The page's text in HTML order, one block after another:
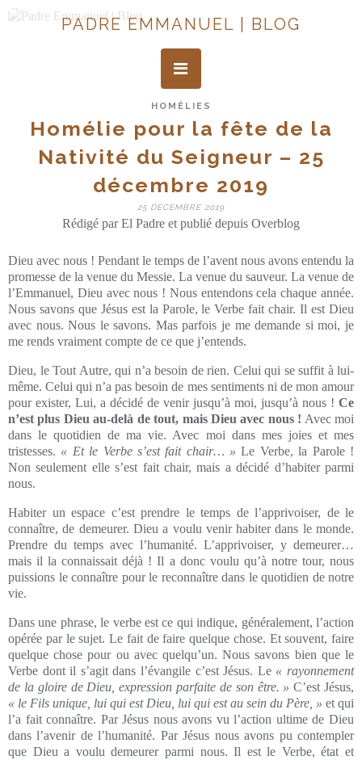
PADRE EMMANUEL | BLOG
HOMÉLIES
Homélie pour la fête de la
Nativité du Seigneur – 25
décembre 2019
25 DÉCEMBRE 2019
Rédigé par El Padre et publié depuis Overblog
Dieu avec nous ! Pendant le temps de l’avent nous avons entendu la
promesse de la venue du Messie. La venue du sauveur. La venue de
l’Emmanuel, Dieu avec nous ! Nous entendons cela chaque année.
Nous savons que Jésus est la Parole, le Verbe fait chair. Il est Dieu
avec nous. Nous le savons. Mas parfois je me demande si moi, je
me rends vraiment compte de ce que j’entends.
Dieu, le Tout Autre, qui n’a besoin de rien. Celui qui se suffit à lui-
même. Celui qui n’a pas besoin de mes sentiments ni de mon amour
pour exister, Lui, a décidé de venir jusqu’à moi, jusqu’à nous ! Ce
n’est plus Dieu au-delà de tout, mais Dieu avec nous ! Avec moi
dans le quotidien de ma vie. Avec moi dans mes joies et mes
tristesses. « Et le Verbe s’est fait chair… » Le Verbe, la Parole !
Non seulement elle s’est fait chair, mais a décidé d’habiter parmi
nous.
Habiter un espace c’est prendre le temps de l’apprivoiser, de le
connaître, de demeurer. Dieu a voulu venir habiter dans le monde.
Prendre du temps avec l’humanité. L’apprivoiser, y demeurer…
mais il la connaissait déjà ! Il a donc voulu qu’à notre tour, nous
puissions le connaître pour le reconnaître dans le quotidien de notre
vie.
Dans une phrase, le verbe est ce qui indique, généralement, l’action
opérée par le sujet. Le fait de faire quelque chose. Et souvent, faire
quelque chose pour ou avec quelqu’un. Nous savons bien que le
Verbe dont il s’agit dans l’évangile c’est Jésus. Le « rayonnement
de la gloire de Dieu, expression parfaite de son être. » C’est Jésus,
« le Fils unique, lui qui est Dieu, lui qui est au sein du Père, » et qui
l’a fait connaître. Par Jésus nous avons vu l’action ultime de Dieu
dans l’avenir de l’humanité. Par Jésus nous avons pu contempler
que Dieu a voulu demeurer parmi nous. Il est le Verbe, état et